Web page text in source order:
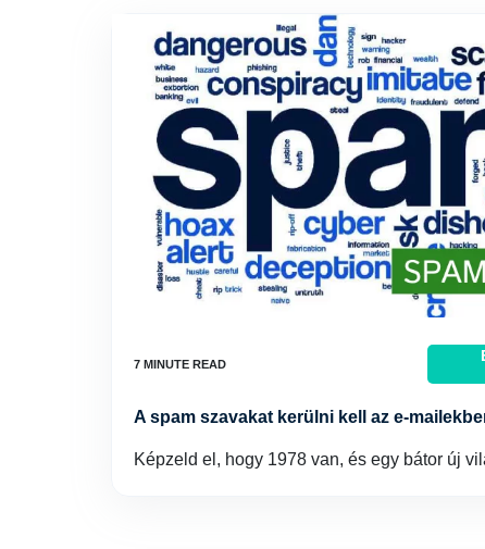
A spam szavakat kerülni kell az e-
Képzeld el, hogy 1978 van, és egy bátor új